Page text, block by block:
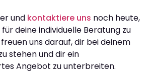
und kontaktiere uns noch heute,
deine individuelle Beratung zu
uns darauf, dir bei deinem
stehen und dir ein
Angebot zu unterbreiten.